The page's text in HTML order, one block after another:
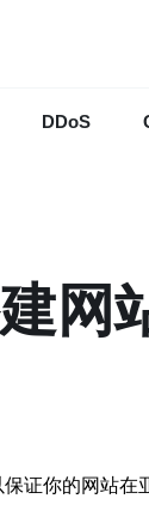
DDoS
网
证你的网站在